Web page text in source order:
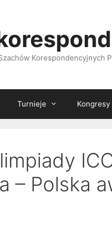
Korespondencyjnych
Turnieje Kongresy
– Polska